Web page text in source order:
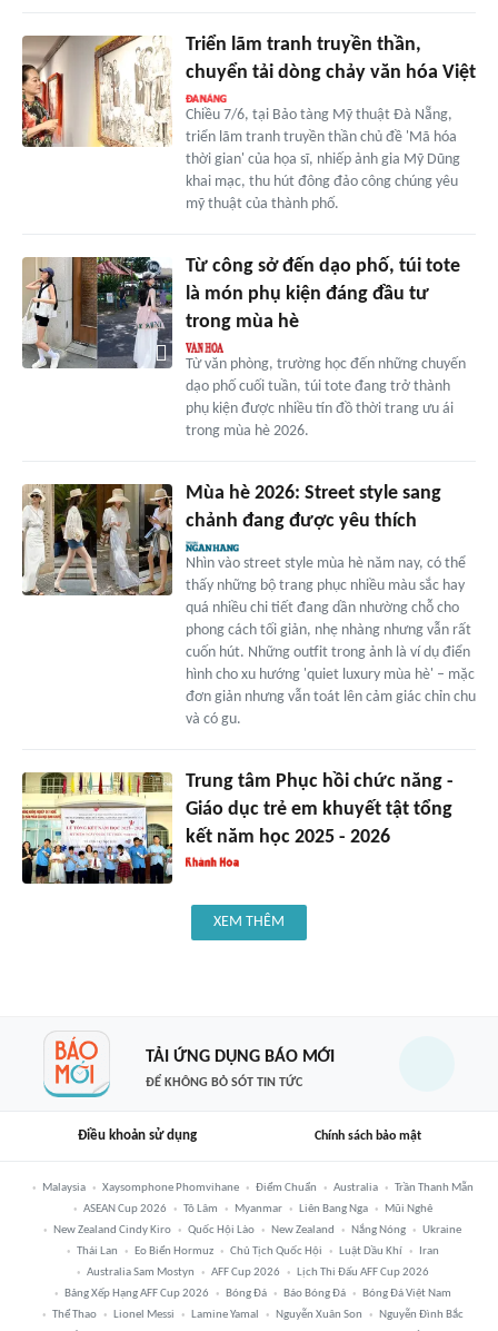
Triển lãm tranh truyền thần,
chuyển tải dòng chảy văn hóa Việt
Chiều 7/6, tại Bảo tàng Mỹ thuật Đà Nẵng,
triển lãm tranh truyền thần chủ đề 'Mã hóa
thời gian' của họa sĩ, nhiếp ảnh gia Mỹ Dũng
khai mạc, thu hút đông đảo công chúng yêu
mỹ thuật của thành phố.
Từ công sở đến dạo phố, túi tote
là món phụ kiện đáng đầu tư
trong mùa hè
Từ văn phòng, trường học đến những chuyến
dạo phố cuối tuần, túi tote đang trở thành
phụ kiện được nhiều tín đồ thời trang ưu ái
trong mùa hè 2026.
Mùa hè 2026: Street style sang
chảnh đang được yêu thích
Nhìn vào street style mùa hè năm nay, có thể
thấy những bộ trang phục nhiều màu sắc hay
quá nhiều chi tiết đang dần nhường chỗ cho
phong cách tối giản, nhẹ nhàng nhưng vẫn rất
cuốn hút. Những outfit trong ảnh là ví dụ điển
hình cho xu hướng 'quiet luxury mùa hè' – mặc
đơn giản nhưng vẫn toát lên cảm giác chỉn chu
và có gu.
Trung tâm Phục hồi chức năng -
Giáo dục trẻ em khuyết tật tổng
kết năm học 2025 - 2026
XEM THÊM
TẢI ỨNG DỤNG BÁO MỚI
ĐỂ KHÔNG BỎ SÓT TIN TỨC
Điều khoản sử dụng Chính sách bảo mật
Malaysia Xaysomphone Phomvihane Điểm Chuẩn Australia
Trần Thanh Mẫn
ASEAN Cup 2026
Tô Lâm Myanmar Liên Bang Nga
Mũi Nghê
New Zealand Cindy Kiro
Quốc Hội Lào New Zealand Nắng Nóng
Ukraine
Thái Lan
Eo Biển Hormuz Chủ Tịch Quốc Hội Luật Dầu Khí
Iran
Australia Sam Mostyn
AFF Cup 2026
Lịch Thi Đấu AFF Cup 2026
Bảng Xếp Hạng AFF Cup 2026
Bóng Đá Báo Bóng Đá
Bóng Đá Việt Nam
Thể Thao
Lionel Messi Lamine Yamal Nguyễn Xuân Son
Nguyễn Đình Bắc